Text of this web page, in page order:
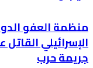
منظمة العفو
الإسرائيلي
جريمة حرب